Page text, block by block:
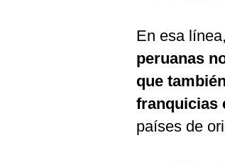
En esa línea,
peruanas
que
franquicias
países de